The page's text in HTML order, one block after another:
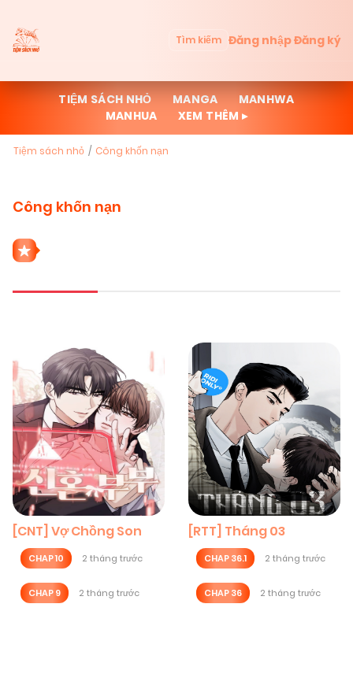
Tìm kiếm Đăng nhậpĐăng ký
TIỆM SÁCH NHỎ MANGA
MANHWA
MANHUA
XEM THÊM ▸
Tiệm sách nhỏ Công khốn nạn
Công khốn nạn
[CNT] Vợ Chồng Son
CHAP 10 2 tháng trước
CHAP 9 2 tháng trước
[RTT] Tháng 03
CHAP 36.1 2 tháng trước
CHAP 36 2 tháng trước